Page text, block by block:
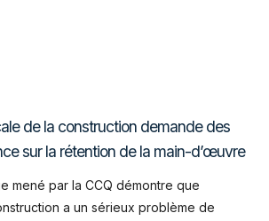
de la construction demande des
sur la rétention de la main-d’œuvre
mené par la CCQ démontre que
a un sérieux problème de